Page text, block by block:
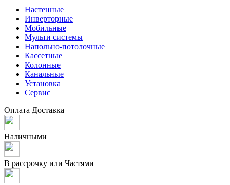
Настенные
Инверторные
Мобильные
Мульти системы
Напольно-потолочные
Кассетные
Колонные
Канальные
Установка
Сервис
Оплата Доставка
Наличными
В рассрочку или Частями